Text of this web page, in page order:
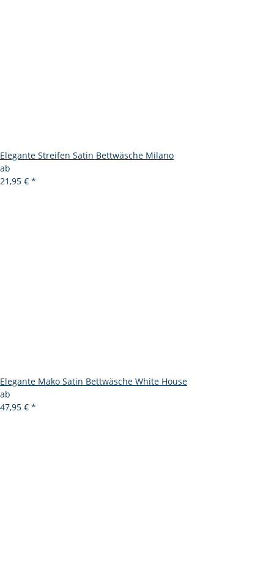
Elegante Streifen Satin Bettwäsche Milano
ab
21,95 € *
Elegante Mako Satin Bettwäsche White House
ab
47,95 € *